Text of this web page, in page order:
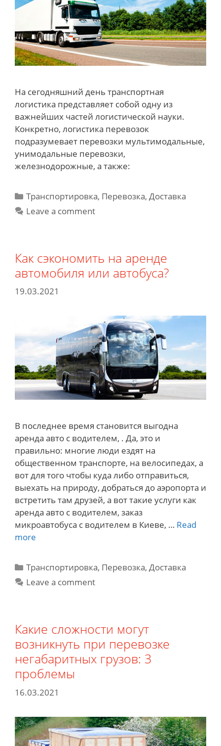
На сегодняшний день транспортная
логистика представляет собой одну из
важнейших частей логистической науки.
Конкретно, логистика перевозок
подразумевает перевозки мультимодальные,
унимодальные перевозки,
железнодорожные, а также:
Categories
Транспортировка, Перевозка, Доставка
Leave a comment
Как сэкономить на аренде
автомобиля или автобуса?
19.03.2021
В последнее время становится выгодна
аренда авто с водителем, . Да, это и
правильно: многие люди ездят на
общественном транспорте, на велосипедах, а
вот для того чтобы куда либо отправиться,
выехать на природу, добраться до аэропорта и
встретить там друзей, а вот такие услуги как
аренда авто с водителем, заказ
микроавтобуса с водителем в Киеве, … Read
more
аренде
автомобиля
Categories
Транспортировка, Перевозка, Доставка
Leave a comment
Какие сложности могут
возникнуть при перевозке
негабаритных грузов: 3
проблемы
16.03.2021